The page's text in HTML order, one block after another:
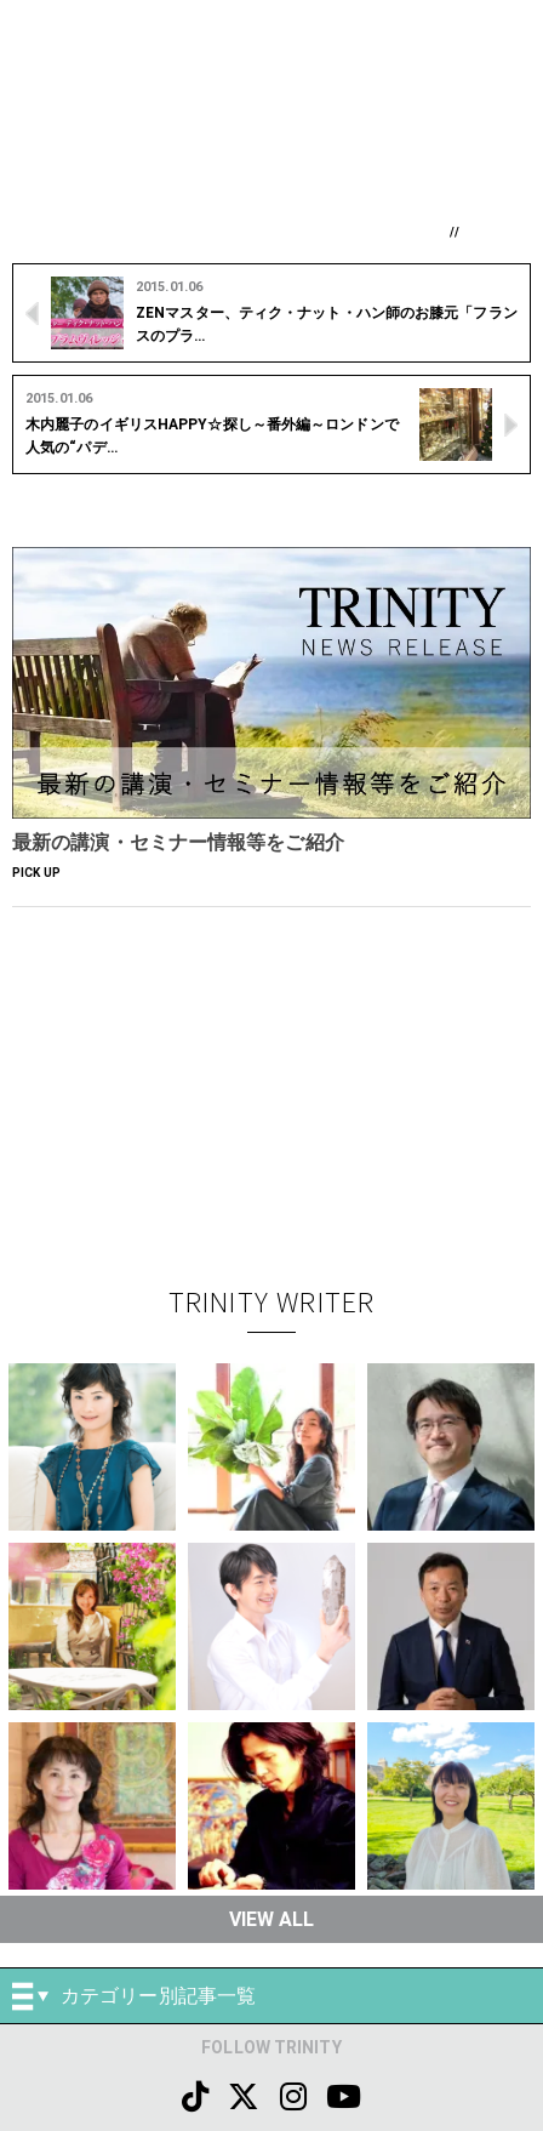
//
2015.01.06
ZENマスター、ティク・ナット・ハン師のお膝元「フラン
スのプラ…
2015.01.06
木内麗子のイギリスHAPPY☆探し～番外編～ロンドンで
人気の“パデ…
最新の講演・セミナー情報等をご紹介
PICK UP
TRINITY WRITER
VIEW ALL
カテゴリー別記事一覧
FOLLOW TRINITY